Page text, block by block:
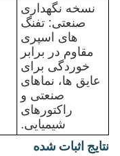
نسخه نگهداری
صنعتی: تفنگ
های اسپری
مقاوم در برابر
خوردگی برای
عایق ها، نماهای
صنعتی و
راکتورهای
شیمیایی.
نتایج اثبات شده